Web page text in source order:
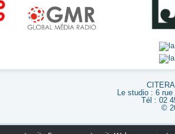
Le studio : 6
Tél : 02
©
Powered by